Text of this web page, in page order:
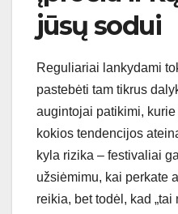
jūsų sodui
Reguliariai lankydami
pastebėti tam tikrus
augintojai patikimi,
kokios tendencijos
kyla rizika – festivaliai
užsiėmimu, kai perkate
reikia, bet todėl, kad „tai